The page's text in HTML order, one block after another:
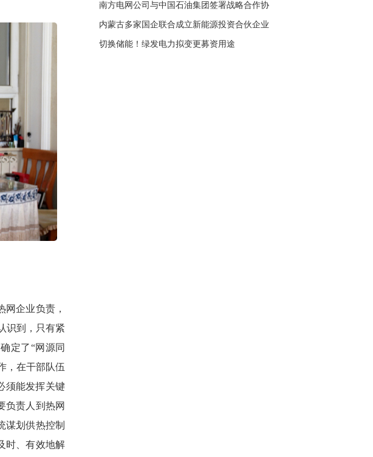
企业负责，
识到，只有紧
定了“网 源同
，在干部队伍
须能发挥关键
负责人到热网
谋划供热控制
时、有效地解
南方电网公司与中国石油集团签署战略合作协议
内蒙古多家国企联合成立新能源投资合伙企业国金新能
切换储能！绿发电力拟变更募资用途